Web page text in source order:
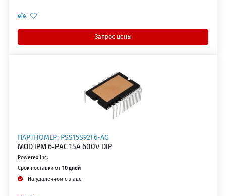
Запрос цены
ПАРТНОМЕР: PSS15S92F6-AG
MOD IPM 6-PAC 15A 600V DIP
Powerex Inc.
Срок поставки от 10 дней
На удаленном складе